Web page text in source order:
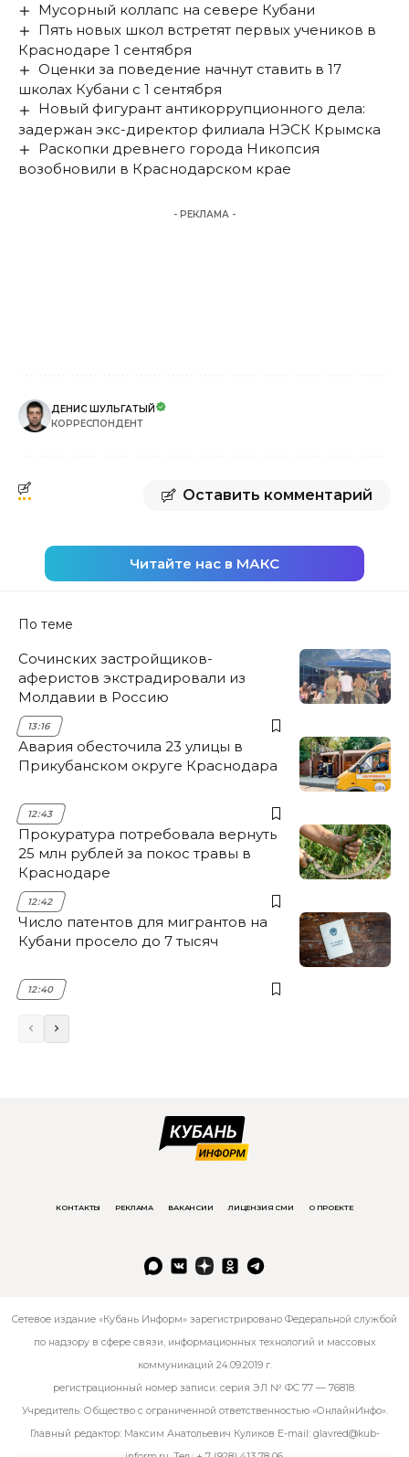
Мусорный коллапс на севере Кубани
Пять новых школ встретят первых учеников в
Краснодаре 1 сентября
Оценки за поведение начнут ставить в 17
школах Кубани с 1 сентября
Новый фигурант антикоррупционного дела:
задержан экс-директор филиала НЭСК Крымска
Раскопки древнего города Никопсия
возобновили в Краснодарском крае
- РЕКЛАМА -
ДЕНИС ШУЛЬГАТЫЙ
КОРРЕСПОНДЕНТ
Оставить комментарий
Читайте нас в МАКС
По теме
Сочинских застройщиков-
аферистов экстрадировали из
Молдавии в Россию
13:16
Авария обесточила 23 улицы в
Прикубанском округе Краснодара
12:43
Прокуратура потребовала вернуть
25 млн рублей за покос травы в
Краснодаре
12:42
Число патентов для мигрантов на
Кубани просело до 7 тысяч
12:40
КОНТАКТЫ РЕКЛАМА ВАКАНСИИ ЛИЦЕНЗИЯ СМИ О ПРОЕКТЕ
Сетевое издание «Кубань Информ» зарегистрировано Федеральной службой
по надзору в сфере связи, информационных технологий и массовых
коммуникаций 24.09.2019 г.
регистрационный номер записи: серия ЭЛ № ФС 77 — 76818.
Учредитель: Общество с ограниченной ответственностью «ОнлайнИнфо».
Главный редактор: Максим Анатольевич Куликов E-mail: glavred@kub-